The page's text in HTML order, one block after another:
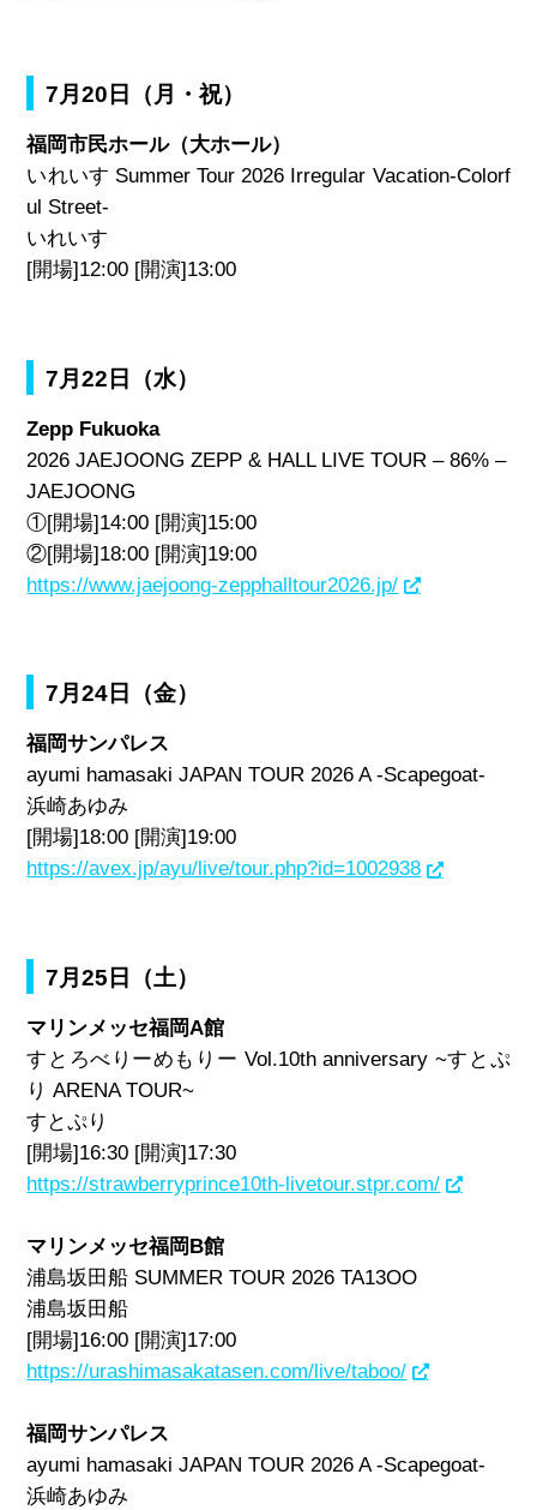
7月20日（月・祝）
福岡市民ホール（大ホール）
いれいす Summer Tour 2026 Irregular Vacation-Colorf
ul Street-
いれいす
[開場]12:00 [開演]13:00
7月22日（水）
Zepp Fukuoka
2026 JAEJOONG ZEPP & HALL LIVE TOUR – 86% –
JAEJOONG
①[開場]14:00 [開演]15:00
②[開場]18:00 [開演]19:00
https://www.jaejoong-zepphalltour2026.jp/
7月24日（金）
福岡サンパレス
ayumi hamasaki JAPAN TOUR 2026 A -Scapegoat-
浜崎あゆみ
[開場]18:00 [開演]19:00
https://avex.jp/ayu/live/tour.php?id=1002938
7月25日（土）
マリンメッセ福岡A館
すとろべりーめもりー Vol.10th anniversary ~すとぷ
り ARENA TOUR~
すとぷり
[開場]16:30 [開演]17:30
https://strawberryprince10th-livetour.stpr.com/
マリンメッセ福岡B館
浦島坂田船 SUMMER TOUR 2026 TA13OO
浦島坂田船
[開場]16:00 [開演]17:00
https://urashimasakatasen.com/live/taboo/
福岡サンパレス
ayumi hamasaki JAPAN TOUR 2026 A -Scapegoat-
浜崎あゆみ